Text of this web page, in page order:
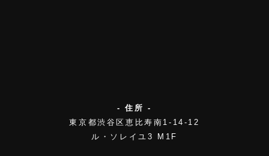
- 住所 -
東京都渋谷区恵比寿南1-14-12
ル・ソレイユ3 M1F